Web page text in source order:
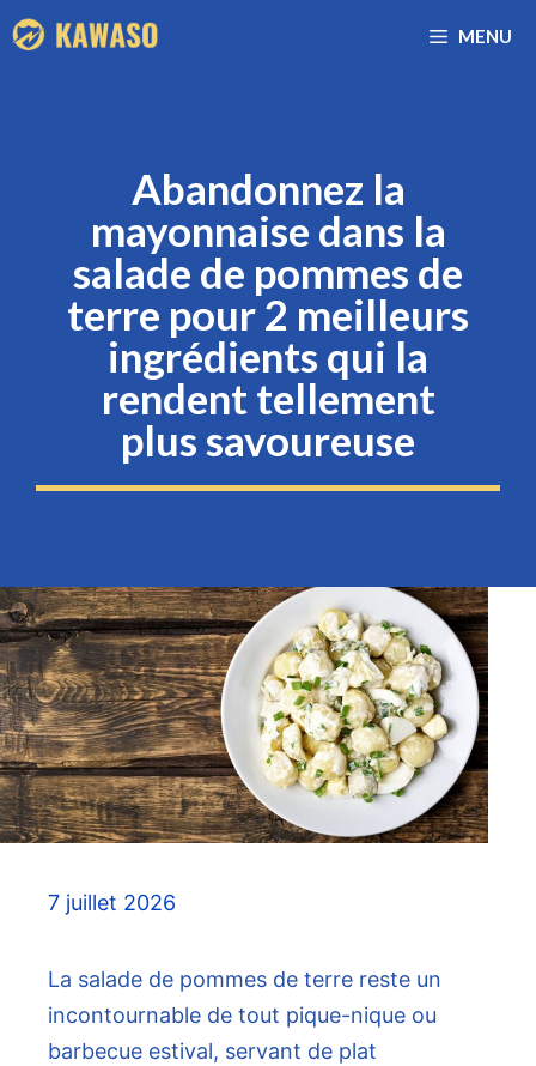
Aller
au
MENU
Abandonnez la
mayonnaise dans la
salade de pommes de
terre pour 2 meilleurs
ingrédients qui la
rendent tellement
plus savoureuse
7 juillet 2026
La salade de pommes de terre reste un
incontournable de tout pique-nique ou
barbecue estival, servant de plat